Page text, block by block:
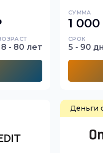
- 80 лет
СУММА
1
СРОК
5 - 90
Деньги